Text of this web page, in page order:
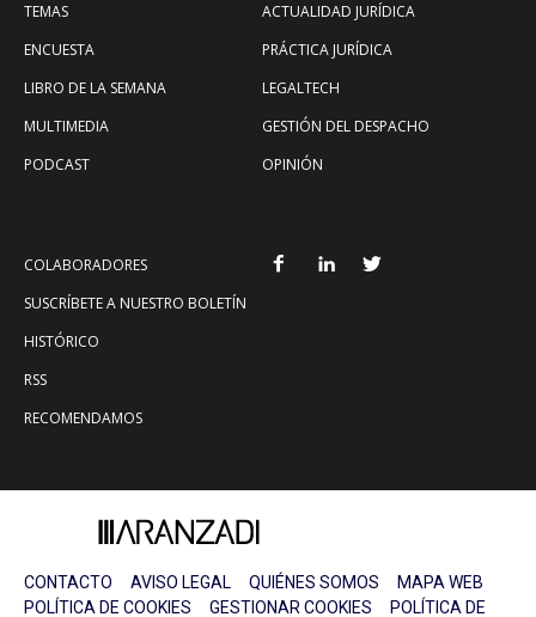
TEMAS
ENCUESTA
LIBRO DE LA SEMANA
MULTIMEDIA
PODCAST
ACTUALIDAD JURÍDICA
PRÁCTICA JURÍDICA
LEGALTECH
GESTIÓN DEL DESPACHO
OPINIÓN
COLABORADORES
SUSCRÍBETE A NUESTRO BOLETÍN
HISTÓRICO
RSS
RECOMENDAMOS
CONTACTO AVISO LEGAL QUIÉNES SOMOS
MAPA WEB
POLÍTICA DE COOKIES
GESTIONAR COOKIES POLÍTICA DE